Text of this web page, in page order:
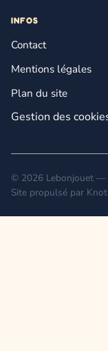
INFOS
Contact
Mentions légales
Plan du site
Gestion des
© 2026 Lebonjouet —
Site propulsé par